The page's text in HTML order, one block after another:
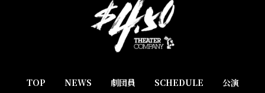
TOP NEWS 劇団員 SCHEDULE 公演